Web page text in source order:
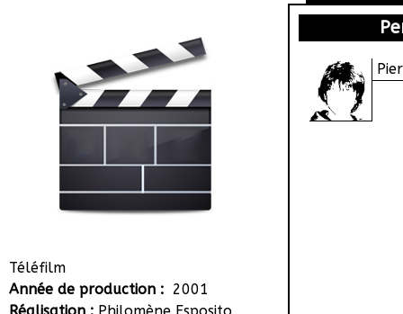
Téléfilm
Année de production : 2001